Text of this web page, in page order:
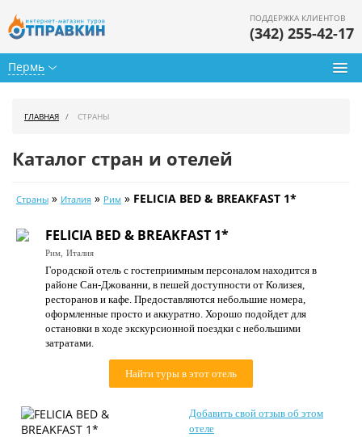
Пермь
ПОДДЕРЖКА КЛИЕНТОВ
(342) 255-42-17
Календарь туров
Цены дня
Страны
Как купить
О нас
ГЛАВНАЯ СТРАНЫ
Каталог стран и отелей
Страны » Италия » Рим » FELICIA BED & BREAKFAST 1*
FELICIA BED & BREAKFAST 1*
Рим, Италия
Городской отель с гостеприимным персоналом находится в
районе Сан-Джованни, в пешей доступности от Колизея,
ресторанов и кафе. Предоставляются небольшие номера,
оформленные просто и аккуратно. Хорошо подойдет для
остановки в ходе экскурсионной поездки с небольшими
затратами.
Найти туры в этот отель
Добавить свой отзыв об этом
отеле